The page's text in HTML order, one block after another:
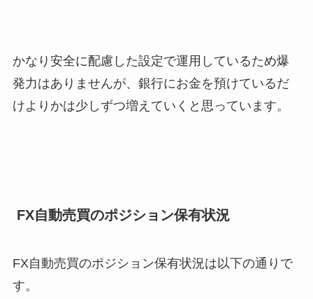
かなり安全に配慮した設定で運用しているため爆
発力はありませんが、銀行にお金を預けているだ
けよりかは少しずつ増えていくと思っています。
FX自動売買のポジション保有状況
FX自動売買のポジション保有状況は以下の通りで
す。